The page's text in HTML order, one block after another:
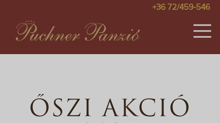
+36 72/459-546
ÁRAK
ŐSZI AKCIÓ